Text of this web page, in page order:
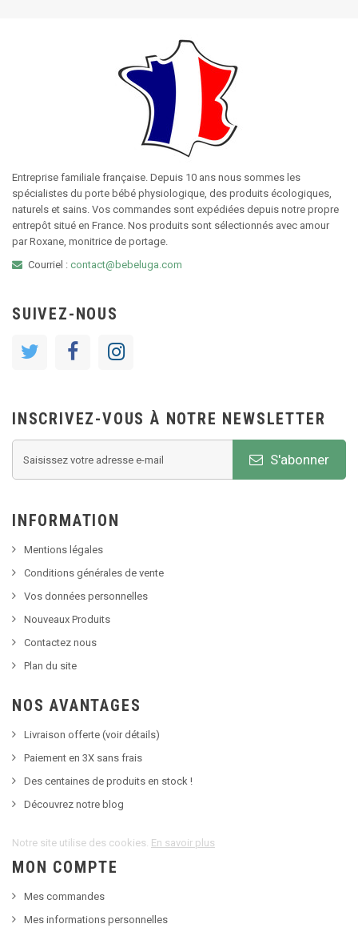
Entreprise familiale française. Depuis 10 ans nous sommes les
spécialistes du porte bébé physiologique, des produits écologiques,
naturels et sains. Vos commandes sont expédiées depuis notre propre
entrepôt situé en France. Nos produits sont sélectionnés avec amour
par Roxane, monitrice de portage.
Courriel : contact@bebeluga.com
SUIVEZ-NOUS
INSCRIVEZ-VOUS À NOTRE NEWSLETTER
S'abonner
INFORMATION
Mentions légales
Conditions générales de vente
Vos données personnelles
Nouveaux Produits
Contactez nous
Plan du site
NOS AVANTAGES
Livraison offerte (voir détails)
Paiement en 3X sans frais
Des centaines de produits en stock !
Découvrez notre blog
Notre site utilise des cookies. En savoir plus
MON COMPTE
Mes commandes
Mes informations personnelles